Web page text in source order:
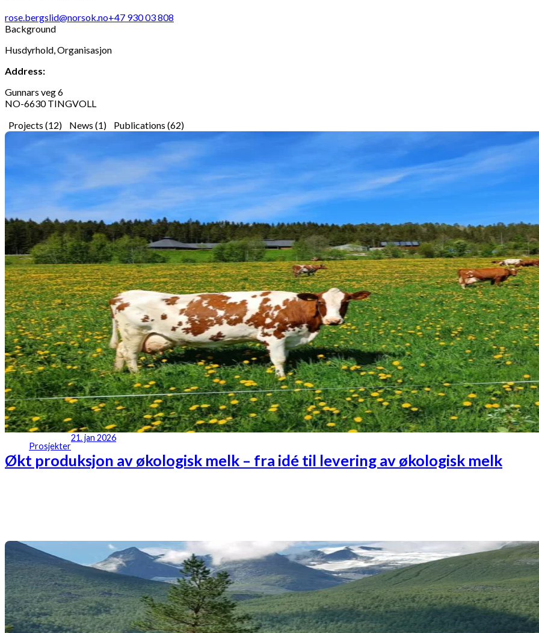
rose.bergslid@norsok.no+47 930 03 808
Background
Husdyrhold, Organisasjon
Address:
Gunnars veg 6
NO-6630 TINGVOLL
Projects (12)
News (1) Publications (62)
Prosjekter
21. jan 2026
Økt produksjon av økologisk melk – fra idé til levering av økologisk melk